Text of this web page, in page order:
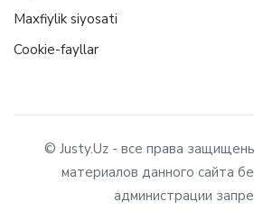
Maxfiylik siyosati
Cookie-fayllar
© Justy.Uz - все права
материалов данного сайта
администрации